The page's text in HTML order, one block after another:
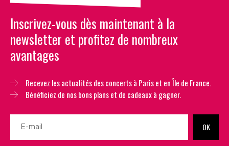
Inscrivez-vous dès maintenant à la
newsletter et profitez de nombreux
avantages
Recevez les actualités des concerts à Paris et en Île de France.
Bénéficiez de nos bons plans et de cadeaux à gagner.
OK